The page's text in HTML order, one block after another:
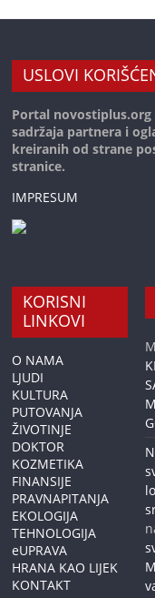
USLOVI
Portal
sadržaja partnera i
kreiranih od strane
stranice.
IMPRESUM
KORISNI
LINKOVI
O NAMA
LJUDI
KULTURA
PUTOVANJA
ŽIVOTINJE
DOKTOR
KOZMETIKA
FINANSIJE
PRAVNAPITANJA
EKOLOGIJA
TEHNOLOGIJA
eUPRAVA
HRANA KAO LIJEK
KONTAKT